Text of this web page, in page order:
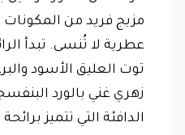
مزيج فريد من المكونات
عطرية لا تُنسى. تبدأ
توت العليق الأسود
زهري غني بالورد
الدافئة التي تتميز